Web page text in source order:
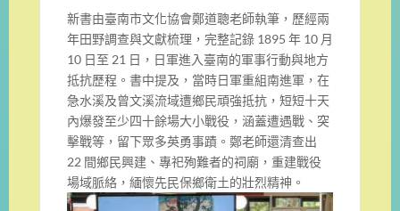
新書由臺南市文化協會鄭道聰老師執筆，歷經兩
年田野調查與文獻梳理，完整記錄 1895 年 10 月
10 日至 21 日，日軍進入臺南的軍事行動與地方
抵抗歷程。書中提及，當時日軍重組南進軍，在
急水溪及曾文溪流域遭鄉民頑強抵抗，短短十天
內爆發至少四十餘場大小戰役，涵蓋遭遇戰、突
擊戰等，留下眾多英勇事蹟。鄭老師還清查出
22 間鄉民興建、專祀殉難者的祠廟，重建戰役
場域脈絡，緬懷先民保鄉衛土的壯烈精神。